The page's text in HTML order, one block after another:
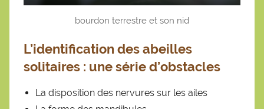
bourdon terrestre et son nid
L’identification des abeilles
solitaires : une série d’obstacles
La disposition des nervures sur les ailes